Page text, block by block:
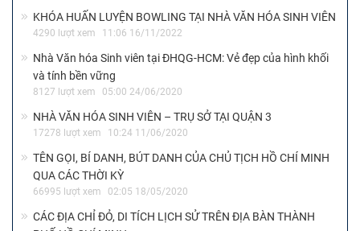
KHÓA HUẤN LUYỆN BOWLING TẠI NHÀ VĂN HÓA SINH VIÊN
4290 lượt xem 11:06 16/11/2022
Nhà Văn hóa Sinh viên tại ĐHQG-HCM: Vẻ đẹp của hình khối
và tính bền vững
8127 lượt xem 05:00 24/06/2020
NHÀ VĂN HÓA SINH VIÊN – TRỤ SỞ TẠI QUẬN 3
17278 lượt xem 10:24 11/06/2020
TÊN GỌI, BÍ DANH, BÚT DANH CỦA CHỦ TỊCH HỒ CHÍ MINH
QUA CÁC THỜI KỲ
66995 lượt xem 02:05 18/05/2020
CÁC ĐỊA CHỈ ĐỎ, DI TÍCH LỊCH SỬ TRÊN ĐỊA BÀN THÀNH